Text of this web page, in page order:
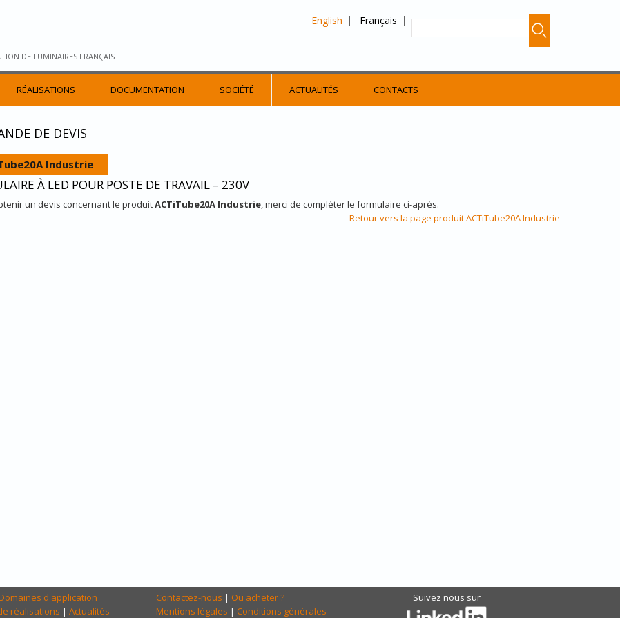
DE LUMINAIRES FRANÇAIS
English Français
RÉALISATIONS DOCUMENTATION SOCIÉTÉ ACTUALITÉS CONTACTS
DE DEVIS
Industrie
À LED POUR POSTE DE TRAVAIL – 230V
un devis concernant le produitACTiTube20A Industrie, merci de compléter le formulaire ci-après.
Retour vers la page produit ACTiTube20A Industrie
Domaines d'application
réalisations | Actualités
Contactez-nous | Ou acheter ?
Mentions légales | Conditions générales
Suivez nous sur